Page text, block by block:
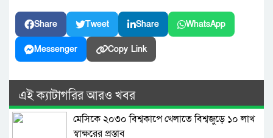
Share Tweet Share WhatsApp
Messenger Copy Link
এই ক্যাটাগরির আরও খবর
মেসিকে ২০৩০ বিশ্বকাপে খেলাতে বিশ্বজুড়ে ১০ লাখ
স্বাক্ষরের প্রস্তাব